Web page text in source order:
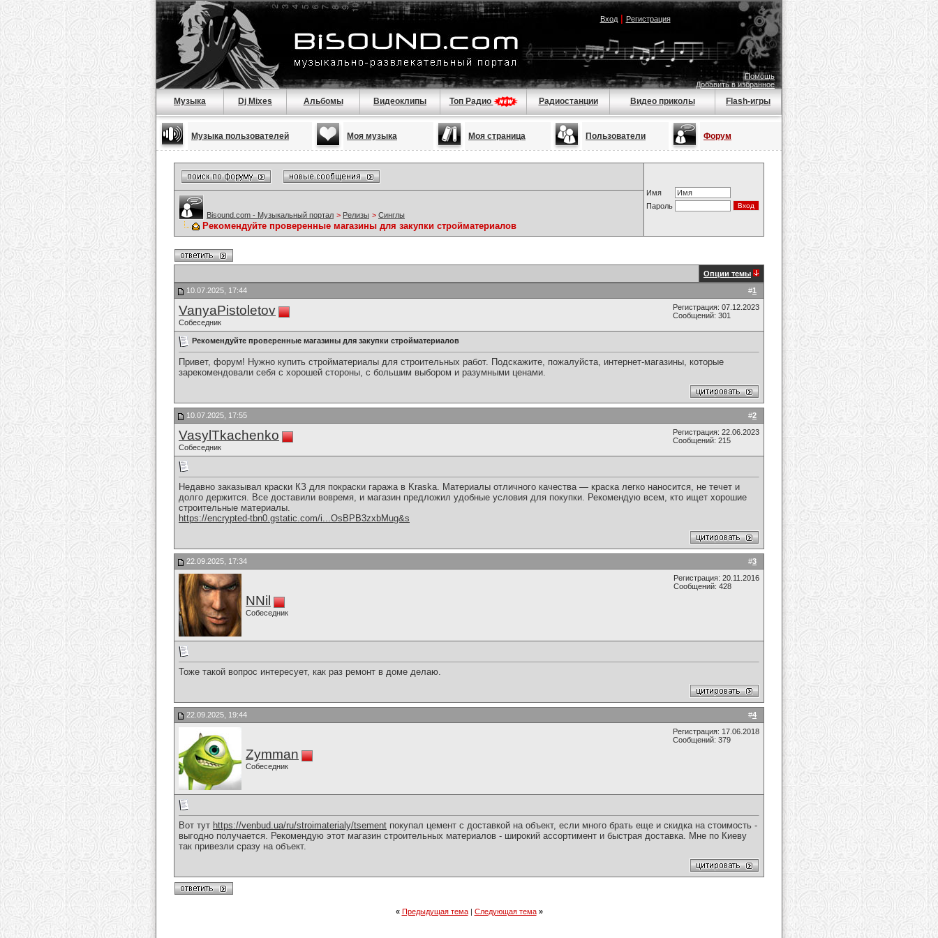
Вход| Регистрация
Помощь
Добавить в избранное
Музыка Dj Mixes Альбомы Видеоклипы Топ Радио Радиостанции Видео приколы Flash-игры
Музыка пользователей Моя музыка Моя страница Пользователи Форум
Имя
Пароль
Bisound.com - Музыкальный портал > Релизы > Синглы
Рекомендуйте проверенные магазины для закупки стройматериалов
Опции темы
#1
10.07.2025, 17:44
VanyaPistoletov
Собеседник
Регистрация: 07.12.2023
Сообщений: 301
Рекомендуйте проверенные магазины для закупки стройматериалов
Привет, форум! Нужно купить стройматериалы для строительных работ. Подскажите, пожалуйста, интернет-магазины, которые
зарекомендовали себя с хорошей стороны, с большим выбором и разумными ценами.
#2
10.07.2025, 17:55
VasylTkachenko
Собеседник
Регистрация: 22.06.2023
Сообщений: 215
Недавно заказывал краски КЗ для покраски гаража в Kraska. Материалы отличного качества — краска легко наносится, не течет и
долго держится. Все доставили вовремя, и магазин предложил удобные условия для покупки. Рекомендую всем, кто ищет хорошие
строительные материалы.
https://encrypted-tbn0.gstatic.com/i...OsBPB3zxbMug&s
#3
22.09.2025, 17:34
NNil
Собеседник
Регистрация: 20.11.2016
Сообщений: 428
Тоже такой вопрос интересует, как раз ремонт в доме делаю.
#4
22.09.2025, 19:44
Zymman
Собеседник
Регистрация: 17.06.2018
Сообщений: 379
Вот тут https://venbud.ua/ru/stroimaterialy/tsement покупал цемент с доставкой на объект, если много брать еще и скидка на стоимость -
выгодно получается. Рекомендую этот магазин строительных материалов - широкий ассортимент и быстрая доставка. Мне по Киеву
так привезли сразу на объект.
« Предыдущая тема| Следующая тема »